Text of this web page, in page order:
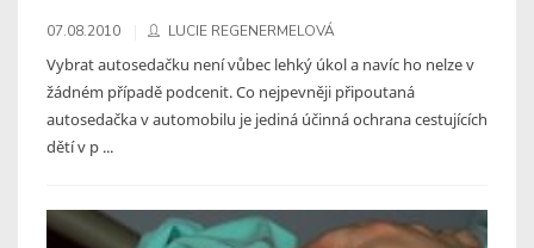
07.08.2010 LUCIE REGENERMELOVÁ
Vybrat autosedačku není vůbec lehký úkol a navíc ho nelze v
žádném případě podcenit. Co nejpevněji připoutaná
autosedačka v automobilu je jediná účinná ochrana cestujících
dětí v p ...